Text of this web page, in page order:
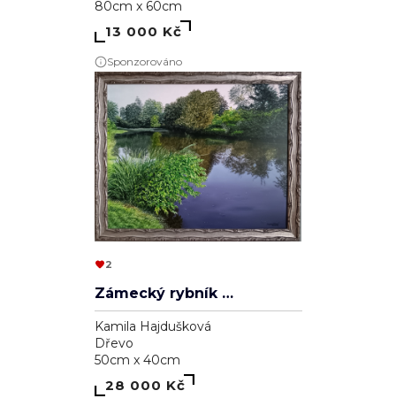
80cm x 60cm
13 000 Kč
Sponzorováno
2
Zámecký rybník v Lednici
Kamila Hajdušková
Dřevo
50cm x 40cm
28 000 Kč